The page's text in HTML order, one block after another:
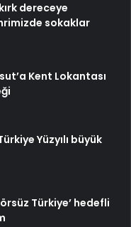
dereceye
sokaklar
Kent Lokantası
Yüzyılı büyük
Türkiye’ hedefli